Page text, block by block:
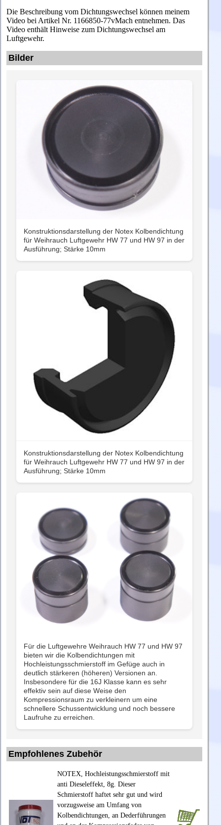
Die Beschreibung vom Dichtungswechsel können meinem
Video bei Artikel Nr. 1166850-77vMach entnehmen. Das
Video enthält Hinweise zum Dichtungswechsel am
Luftgewehr.
Bilder
Konstruktionsdarstellung der Notex Kolbendichtung
für Weihrauch Luftgewehr HW 77 und HW 97 in der
Ausführung; Stärke 10mm
Konstruktionsdarstellung der Notex Kolbendichtung
für Weihrauch Luftgewehr HW 77 und HW 97 in der
Ausführung; Stärke 10mm
Für die Luftgewehre Weihrauch HW 77 und HW 97
bieten wir die Kolbendichtungen mit
Hochleistungsschmierstoff im Gefüge auch in
deutlich stärkeren (höheren) Versionen an.
Insbesondere für die 16J Klasse kann es sehr
effektiv sein auf diese Weise den
Kompressionsraum zu verkleinern um eine
schnellere Schussentwicklung und noch bessere
Laufruhe zu erreichen.
Empfohlenes Zubehör
NOTEX, Hochleistungsschmierstoff mit
anti Dieseleffekt, 8g. Dieser
Schmierstoff haftet sehr gut und wird
vorzugsweise am Umfang von
Kolbendichtungen, an Dederführungen